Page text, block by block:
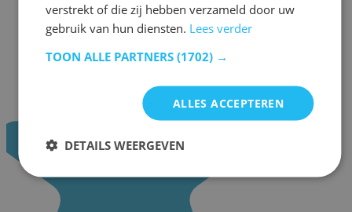
verstrekt of die zij hebben verzameld door uw
gebruik van hun diensten. Lees verder
TOON ALLE PARTNERS (1702) →
ALLES ACCEPTEREN
DETAILS WEERGEVEN